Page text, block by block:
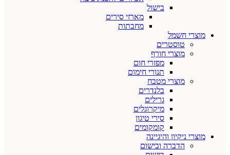
בישול
מארזי סירים
מחבתות
מוצרי חשמל
טוסטרים
מוצרי חורף
מפזרי חום
תנורי חימום
מוצרי מטבח
בלנדרים
גרילים
מיקרוגלים
סירי טיגון
קומקומים
מוצרי ניקיון והיגיינה
הדברה ובישום